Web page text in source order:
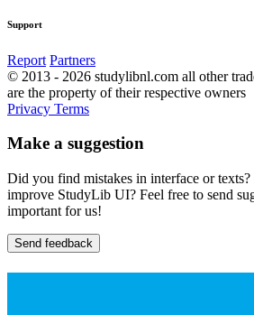
Support
Report Partners
© 2013 - 2026 studylibnl.com all other
are the property of their respective owners
Privacy Terms
Make a suggestion
Did you find mistakes in interface or
improve StudyLib UI? Feel free to send
important for us!
Send feedback